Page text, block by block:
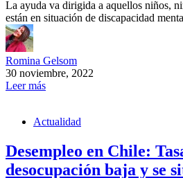
La ayuda va dirigida a aquellos niños,
están en situación de discapacidad
Romina Gelsom
30 noviembre, 2022
Leer más
Actualidad
Desempleo en Chile:
desocupación baja y se